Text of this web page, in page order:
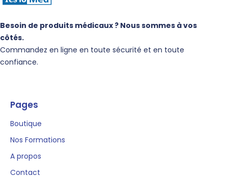
Besoin de produits médicaux ? Nous sommes à vos
côtés.
Commandez en ligne en toute sécurité et en toute
confiance.
Pages
Boutique
Nos Formations
A propos
Contact